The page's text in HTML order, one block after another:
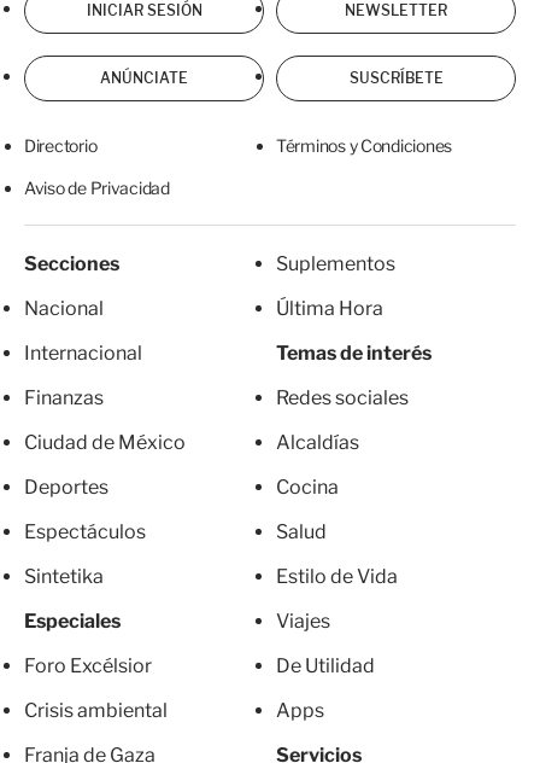
INICIAR SESIÓN NEWSLETTER
ANÚNCIATE SUSCRÍBETE
Directorio Términos y Condiciones
Aviso de Privacidad
Secciones
Nacional
Internacional
Finanzas
Ciudad de México
Deportes
Espectáculos
Sintetika
Especiales
Foro Excélsior
Crisis ambiental
Franja de Gaza
Suplementos
Última Hora
Temas de interés
Redes sociales
Alcaldías
Cocina
Salud
Estilo de Vida
Viajes
De Utilidad
Apps
Servicios